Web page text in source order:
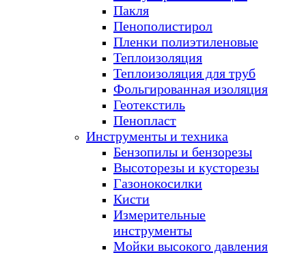
Пакля
Пенополистирол
Пленки полиэтиленовые
Теплоизоляция
Теплоизоляция для труб
Фольгированная изоляция
Геотекстиль
Пенопласт
Инструменты и техника
Бензопилы и бензорезы
Высоторезы и кусторезы
Газонокосилки
Кисти
Измерительные
инструменты
Мойки высокого давления